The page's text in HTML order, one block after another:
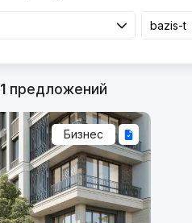
1предложений
Бизнес